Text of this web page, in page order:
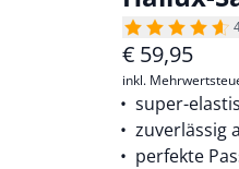
€ 59,95
inkl.
super-
zuverlässig
perfekte